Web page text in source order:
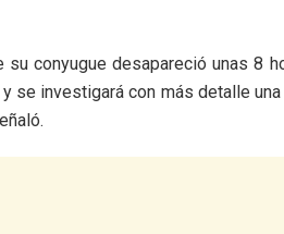
su conyugue desapareció unas 8
se investigará con más detalle